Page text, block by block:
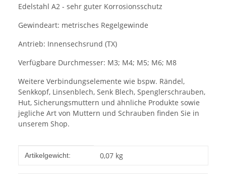
Edelstahl A2 - sehr guter Korrosionsschutz
Gewindeart: metrisches Regelgewinde
Antrieb: Innensechsrund (TX)
Verfügbare Durchmesser: M3; M4; M5; M6; M8
Weitere Verbindungselemente wie bspw. Rändel,
Senkkopf, Linsenblech, Senk Blech, Spenglerschrauben,
Hut, Sicherungsmuttern und ähnliche Produkte sowie
jegliche Art von Muttern und Schrauben finden Sie in
unserem Shop.
Produkteigenschaft
Wert
Artikelgewicht: 0,07 kg